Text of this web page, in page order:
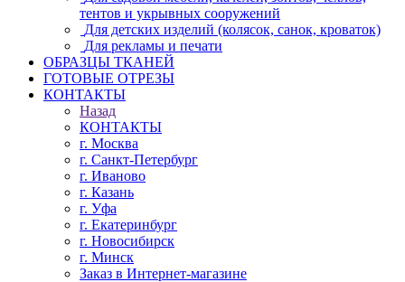
тентов и укрывных сооружений
Для детских изделий (колясок, санок, кроваток)
Для рекламы и печати
ОБРАЗЦЫ ТКАНЕЙ
ГОТОВЫЕ ОТРЕЗЫ
КОНТАКТЫ
Назад
КОНТАКТЫ
г. Москва
г. Санкт-Петербург
г. Иваново
г. Казань
г. Уфа
г. Екатеринбург
г. Новосибирск
г. Минск
Заказ в Интернет-магазине